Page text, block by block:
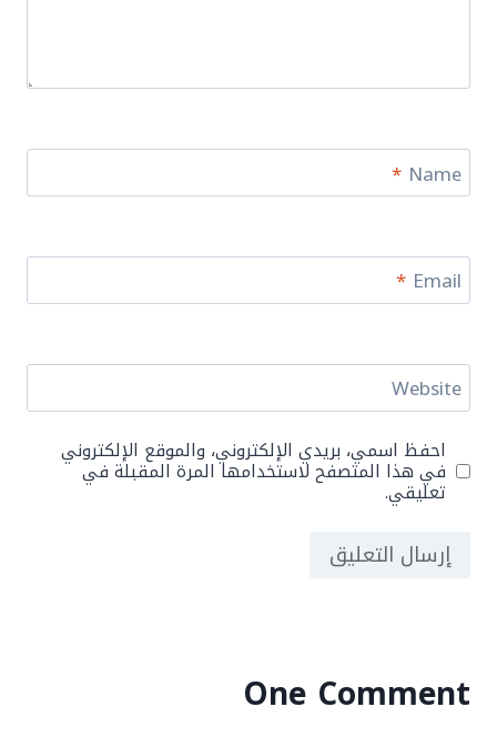
Name
*
Email
*
Website
احفظ اسمي، بريدي الإلكتروني، والموقع الإلكتروني
في هذا المتصفح لاستخدامها المرة المقبلة في
تعليقي.
One Comment